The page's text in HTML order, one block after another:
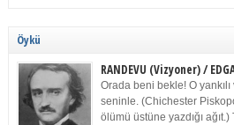
Öykü
RANDEVU (Vizyoner) /
Orada beni bekle! O
seninle. (Chichester
ölümü üstüne yazdığı